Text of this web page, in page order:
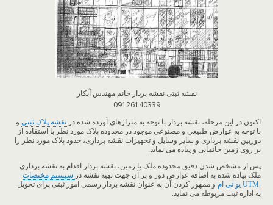
نقشه ثبتی نقشه بردار خانم مهندس آبکار
09126140339
اکنون در این مرحله، نقشه بردار با توجه به متراژهای آورده شده در نقشه پلاک ثبتی و
با توجه به عوارض طبیعی و مصنوعی موجود در محدوده پلاک مورد نظر با استفاده از
دوربین نقشه برداری و سایر وسایل و تجهیزات نقشه برداری، حدود پلاک مورد نظر را
بر روی زمین جانمایی و پیاده می نماید.
پس از مشخص شدن دقیق محدوده ملک یا زمین، نقشه بردار اقدام به نقشه برداری
ملک پیاده شده به اضافه عوارض دور و بر آن جهت تهیه نقشه در سیستم مختصات
یو تی ام و ممهور کردن آن به عنوان نقشه بردار رسمی امور ثبتی برای تحویل
به اداره ثبت مربوطه می نماید.